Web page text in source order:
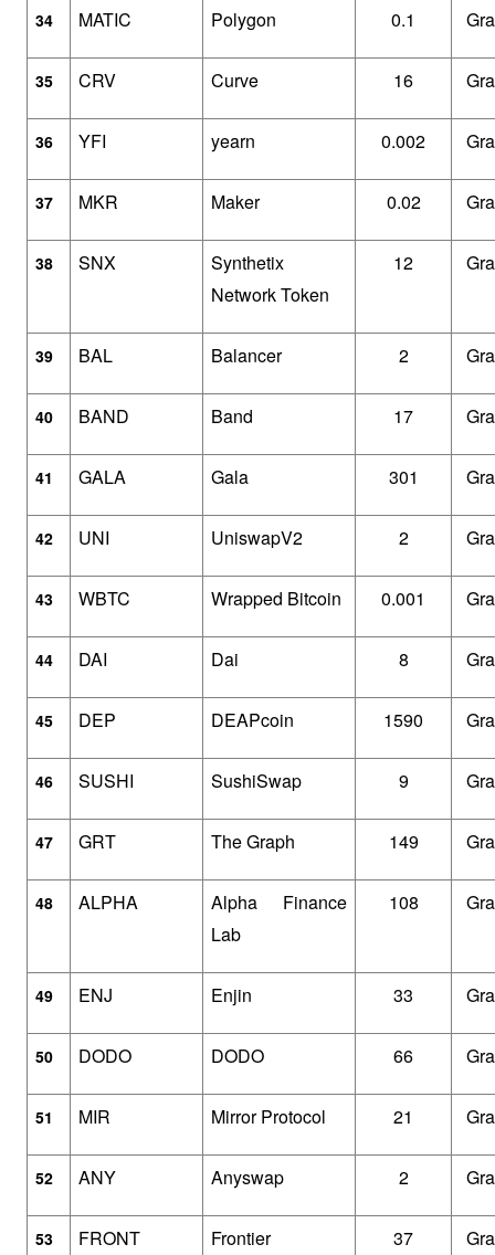
34 MATIC Polygon 0.1
35 CRV Curve 16
36 YFI yearn 0.002
37 MKR Maker 0.02
38 SNX
Synthetix
Network Token
12
39 BAL Balancer 2
40 BAND Band 17
41 GALA Gala 301
42 UNI UniswapV2 2
43 WBTC Wrapped Bitcoin 0.001
44 DAI Dai 8
45 DEP DEAPcoin 1590
46 SUSHI SushiSwap 9
47 GRT The Graph 149
48 ALPHA
Alpha Finance
Lab
108
49 ENJ Enjin 33
50 DODO DODO 66
51 MIR Mirror Protocol 21
52 ANY Anyswap 2
53 FRONT Frontier 37